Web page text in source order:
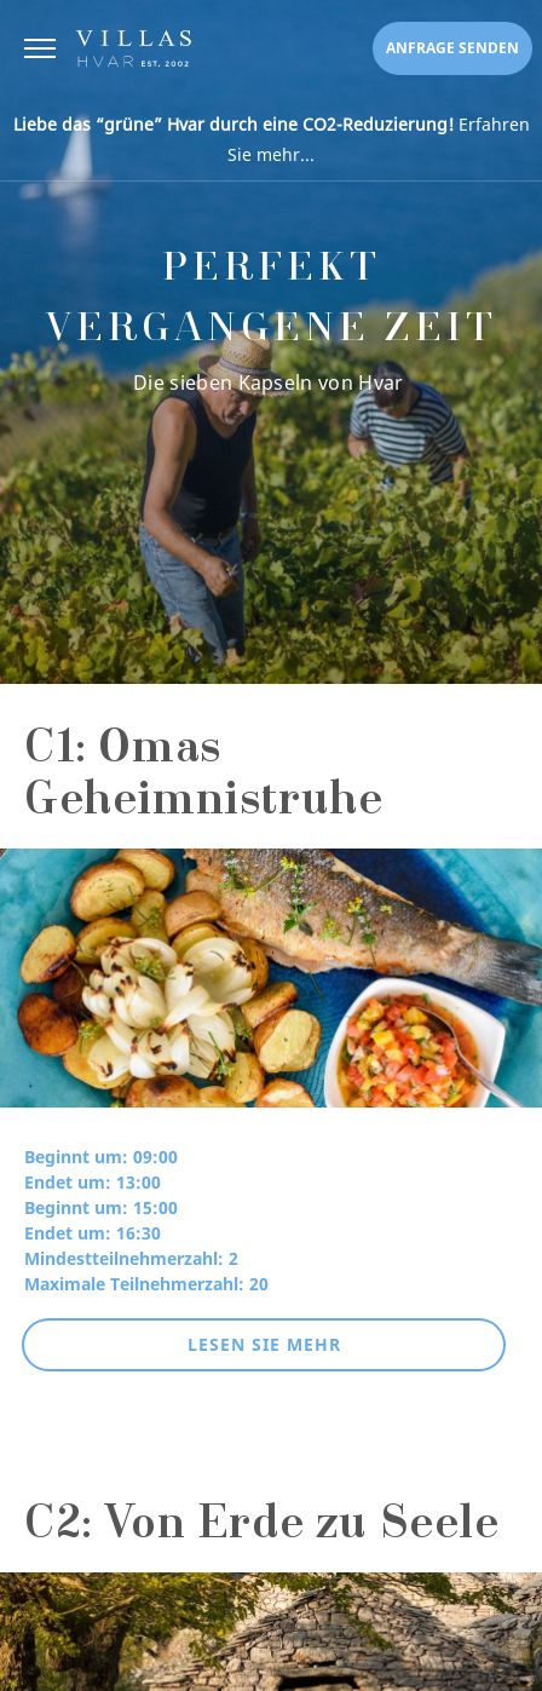
ANFRAGE SENDEN
Liebe das “grüne” Hvar durch eine CO2-Reduzierung!Erfahren
Sie mehr...
PERFEKT
VERGANGENE ZEIT
Die sieben Kapseln von Hvar
C1: Omas
Geheimnistruhe
Beginnt um: 09:00
Endet um: 13:00
Beginnt um: 15:00
Endet um: 16:30
Mindestteilnehmerzahl: 2
Maximale Teilnehmerzahl: 20
LESEN SIE MEHR
C2: Von Erde zu Seele